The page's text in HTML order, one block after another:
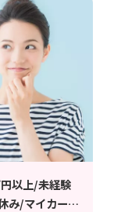
以上/未経験
み/マイカー通